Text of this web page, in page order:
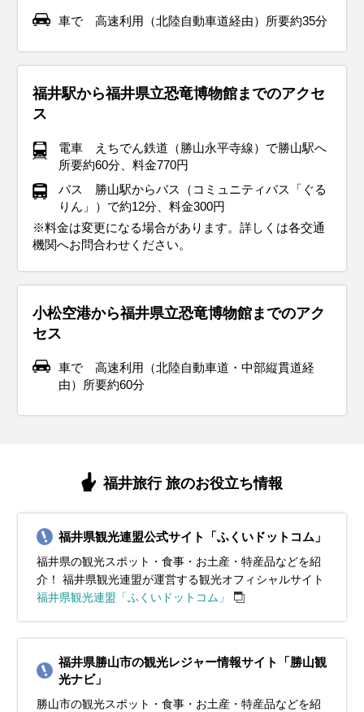
（坂井市）、RENEW（鯖江市・越前市・越前町）、ズワイガニ
の鐘＆ライトアップ（永平寺町）、ズワイガニ（漁期）、セイコ
引き（敦賀市）、勝山 年の市（勝山市）、日向の水中綱引き（美
若狭ふぐ（旬）
市）、ズワイガニ（～3/20まで漁期）、水ガニ（～3/20まで漁
あじまの万葉まつり（越前市）、若狭・三方五湖ツーデーマーチ
（坂井市）、あわら北潟湖畔花菖蒲まつり（あわら市）、花はす
市）、みやがわひまわり畑（小浜市）、越前みなと大花火（越前
車で 高速利用（北陸自動車道経由）所要約35分
福井駅から福井県立恐竜博物館までのアクセ
ス
電車 えちでん鉄道（勝山永平寺線）で勝山駅へ
所要約60分、料金770円
バス 勝山駅からバス（コミュニティバス「ぐる
りん」）で約12分、料金300円
※料金は変更になる場合があります。詳しくは各交通
機関へお問合わせください。
小松空港から福井県立恐竜博物館までのアク
セス
車で 高速利用（北陸自動車道・中部縦貫道経
由）所要約60分
福井旅行 旅のお役立ち情報
福井県観光連盟公式サイト「ふくいドットコム」
福井県の観光スポット・食事・お土産・特産品などを紹
介！ 福井県観光連盟が運営する観光オフィシャルサイト
福井県観光連盟「ふくいドットコム」
福井県勝山市の観光レジャー情報サイト「勝山観
光ナビ」
勝山市の観光スポット・食事・お土産・特産品などを紹